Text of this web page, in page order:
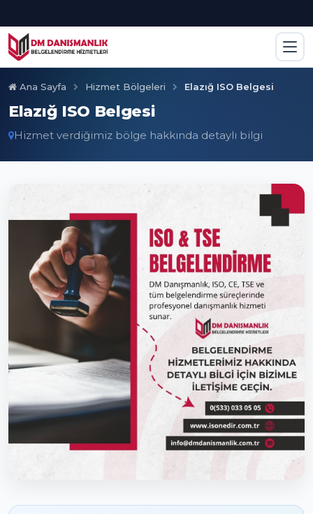
Ana Sayfa Hizmet Bölgeleri Elazığ ISO Belgesi
Elazığ ISO Belgesi
Hizmet verdiğimiz bölge hakkında detaylı bilgi